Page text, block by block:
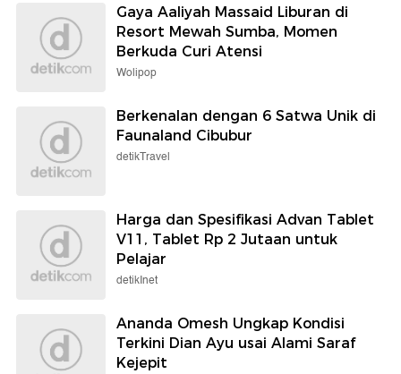
Gaya Aaliyah Massaid Liburan di
Resort Mewah Sumba, Momen
Berkuda Curi Atensi
Wolipop
Berkenalan dengan 6 Satwa Unik di
Faunaland Cibubur
detikTravel
Harga dan Spesifikasi Advan Tablet
V11, Tablet Rp 2 Jutaan untuk
Pelajar
detikInet
Ananda Omesh Ungkap Kondisi
Terkini Dian Ayu usai Alami Saraf
Kejepit